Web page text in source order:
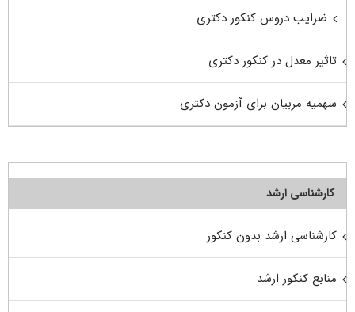
ضرایب دروس کنکور دکتری
تاثیر معدل در کنکور دکتری
سهمیه مربیان برای آزمون دکتری
کارشناسی ارشد
کارشناسی ارشد بدون کنکور
منابع کنکور ارشد